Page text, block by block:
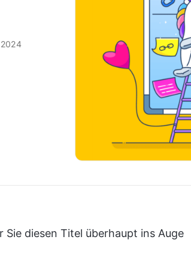
diesen Titel überhaupt ins Auge